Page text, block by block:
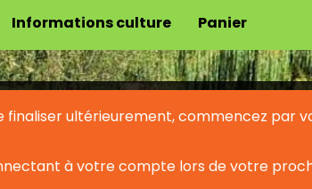
Informations culture Panier
finaliser ultérieurement, commencez par
à votre compte lors de votre